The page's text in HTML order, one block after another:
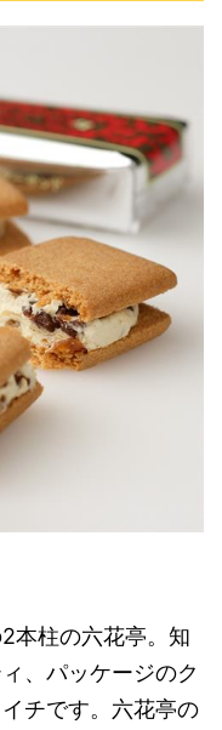
本柱の六花亭。知
、パッケージのク
チです。六花亭の